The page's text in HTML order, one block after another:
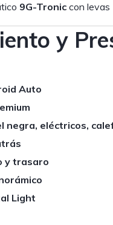
9G-Tronic con levas
y
Auto
negra, eléctricos,
y trasaro
Light